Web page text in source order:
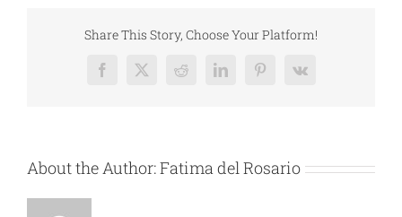
Share This Story, Choose Your Platform!
Facebook
X RedditLinkedInPinterest
Vk
About the Author:Fatima del Rosario